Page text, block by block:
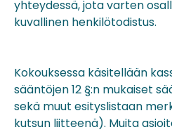
yhteydessä, jota varten
kuvallinen henkilötodistus.
Kokouksessa käsitellään
sääntöjen 12 §:n mukaiset
sekä muut esityslistaan
kutsun liitteenä). Muita